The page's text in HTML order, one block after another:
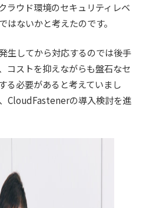
ラウド環境のセキュリティレベ
はないかと考えたのです。
生してから対応するのでは後手
コストを抑えながらも盤石なセ
る必要があると考えていまし
CloudFastenerの導入検討を進